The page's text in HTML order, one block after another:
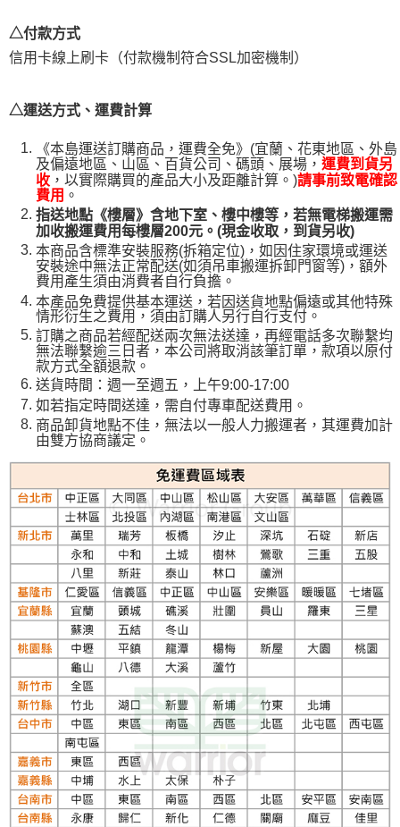
【注意事項】
１．透過由恩沛科技股份有限公司提供之「AFTEE先享後付」服務完成之交
易，需依本服務之必要範圍內提供個人資料，並將交易相關給付款項請求債
https://aftee.tw/terms/#terms3
任。
４．使用「AFTEE先享後付」時，將依據個別帳號之用戶狀況，依本公司即
時審查核予不同之上限額度；若仍有額度不足之情形，本公司將視審查結果
請求用戶進行身份認證。
５．嚴禁一人註冊多個帳號或使用他人資訊註冊。若發現惡意使用之情形，
恩沛科技股份有限公司將有權停止該用戶之使用額度並採取法律行動。
△付款方式
信用卡線上刷卡（付款機制符合SSL加密機制）
△運送方式、運費計算
《本島運送訂購商品，運費全免》(宜蘭、花東地區、外島
及偏遠地區、山區、百貨公司、碼頭、展場， 運費到貨另
收 ，以實際購買的產品大小及距離計算。)請事前致電確認
費用 。
指送地點《樓層》含地下室、樓中樓等，若無電梯搬運需
加收搬運費用每樓層200元。(現金收取，到貨另收)
本商品含標準安裝服務(拆箱定位)，如因住家環境或運送
安裝途中無法正常配送(如須吊車搬運拆卸門窗等)，額外
費用產生須由消費者自行負擔。
本產品免費提供基本運送，若因送貨地點偏遠或其他特殊
情形衍生之費用，須由訂購人另行自行支付。
訂購之商品若經配送兩次無法送達，再經電話多次聯繫均
無法聯繫逾三日者，本公司將取消該筆訂單，款項以原付
款方式全額退款。
送貨時間：週一至週五，上午9:00-17:00
如若指定時間送達，需自付專車配送費用。
商品卸貨地點不佳，無法以一般人力搬運者，其運費加計
由雙方協商議定。